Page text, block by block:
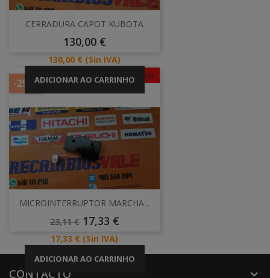
CERRADURA CAPOT KUBOTA
Preço
130,00 €
Preço
130,00 € (Sin IVA)
ADICIONAR AO CARRINHO -25%
-25%
MICROINTERRUPTOR MARCHA...
Preço
23,11 € Preço
17,33 €
Preço
17,33 € (Sin IVA)
ADICIONAR AO CARRINHO
CONTACTO